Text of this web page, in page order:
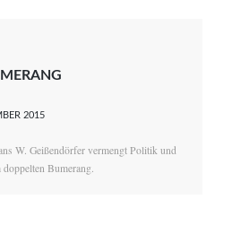
2015
W. Geißendörfer vermengt Politik und
Bumerang.